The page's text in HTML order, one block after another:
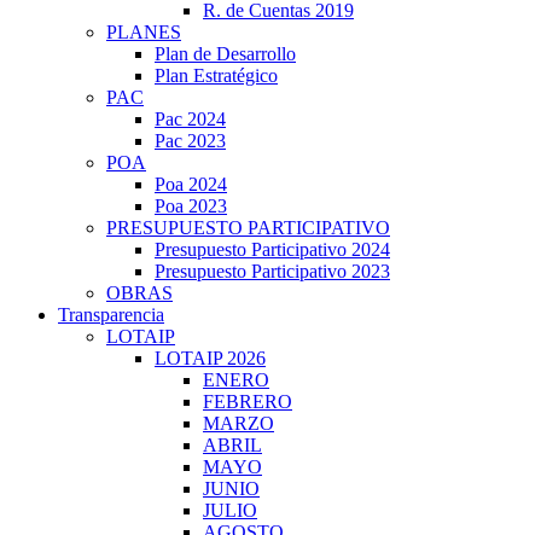
R. de Cuentas 2019
PLANES
Plan de Desarrollo
Plan Estratégico
PAC
Pac 2024
Pac 2023
POA
Poa 2024
Poa 2023
PRESUPUESTO PARTICIPATIVO
Presupuesto Participativo 2024
Presupuesto Participativo 2023
OBRAS
Transparencia
LOTAIP
LOTAIP 2026
ENERO
FEBRERO
MARZO
ABRIL
MAYO
JUNIO
JULIO